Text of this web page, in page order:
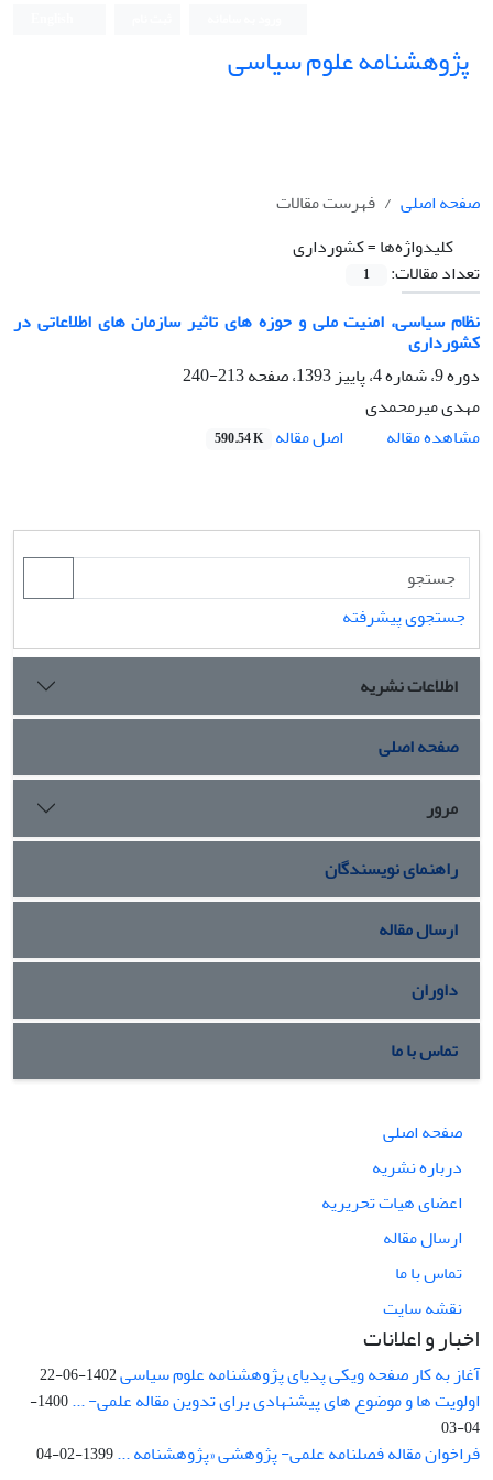
پژوهشنامه علوم سیاسی
صفحه اصلی
فهرست مقالات
کلیدواژه‌ها =کشورداری
تعداد مقالات:
1
نظام سیاسی، امنیت ملی و حوزه های تاثیر سازمان های اطلاعاتی در
کشورداری
دوره 9، شماره 4، پاییز 1393، صفحه
213-240
مهدی میرمحمدی
مشاهده مقاله
اصل مقاله 590.54 K
جستجوی پیشرفته
اطلاعات نشریه
صفحه اصلی
مرور
راهنمای نویسندگان
ارسال مقاله
داوران
تماس با ما
صفحه اصلی
درباره نشریه
اعضای هیات تحریریه
ارسال مقاله
تماس با ما
نقشه سایت
اخبار و اعلانات
آغاز به کار صفحه ویکی پدیای پژوهشنامه علوم سیاسی1402-06-22
اولویت ها و موضوع های پیشنهادی برای تدوین مقاله علمی- ...
1400-
04-03
فراخوان مقاله فصلنامه علمی- پژوهشی «پژوهشنامه ...1399-02-04